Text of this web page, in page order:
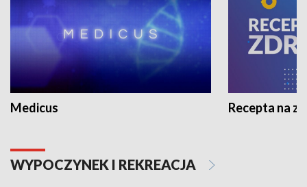
Medicus Recepta na
WYPOCZYNEK I REKREACJA